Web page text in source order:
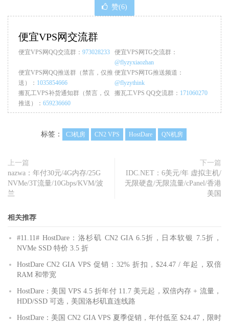
赞(6)
便宜VPS网交流群
便宜VPS网QQ交流群： 973028233
便宜VPS网TG交流群：
@flyzyxiaozhan
便宜VPS网QQ推送群（禁言，仅推
送）： 1035854666
便宜VPS网TG推送频道：
@flyzythink
搬瓦工VPS补货通知群（禁言，仅
推送）： 659236660
搬瓦工VPS QQ交流群： 171060270
标签： C3机房 CN2 VPS HostDare QN机房
上一篇
nazwa：年付30元/4G内存/25G
NVMe/3T流量/10Gbps/KVM/波
兰
下一篇
IDC.NET：6美元/年 虚拟主机/
无限硬盘/无限流量/cPanel/香港
美国
相关推荐
#11.11# HostDare：洛杉矶 CN2 GIA 6.5折，日本软银 7.5折，
NVMe SSD 特价 3.5 折
HostDare CN2 GIA VPS 促销：32% 折扣，$24.47 / 年起，双倍
RAM 和带宽
HostDare：美国 VPS 4.5 折年付 11.7 美元起，双倍内存 + 流量，
HDD/SSD 可选，美国洛杉矶直连线路
HostDare：美国 CN2 GIA VPS 夏季促销，年付低至 $24.47，限时